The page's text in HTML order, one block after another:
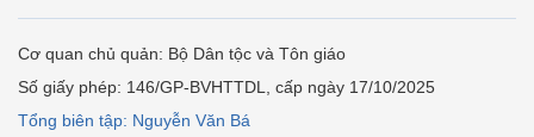
Cơ quan chủ quản: Bộ Dân tộc và Tôn giáo
Số giấy phép: 146/GP-BVHTTDL, cấp ngày 17/10/2025
Tổng biên tập: Nguyễn Văn Bá